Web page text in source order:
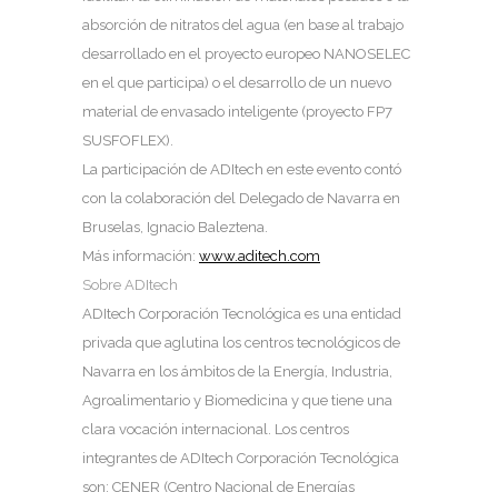
absorción de nitratos del agua (en base al trabajo
desarrollado en el proyecto europeo NANOSELEC
en el que participa) o el desarrollo de un nuevo
material de envasado inteligente (proyecto FP7
SUSFOFLEX).
La participación de ADItech en este evento contó
con la colaboración del Delegado de Navarra en
Bruselas, Ignacio Baleztena.
Más información: www.aditech.com
Sobre ADItech
ADItech Corporación Tecnológica es una entidad
privada que aglutina los centros tecnológicos de
Navarra en los ámbitos de la Energía, Industria,
Agroalimentario y Biomedicina y que tiene una
clara vocación internacional. Los centros
integrantes de ADItech Corporación Tecnológica
son: CENER (Centro Nacional de Energías